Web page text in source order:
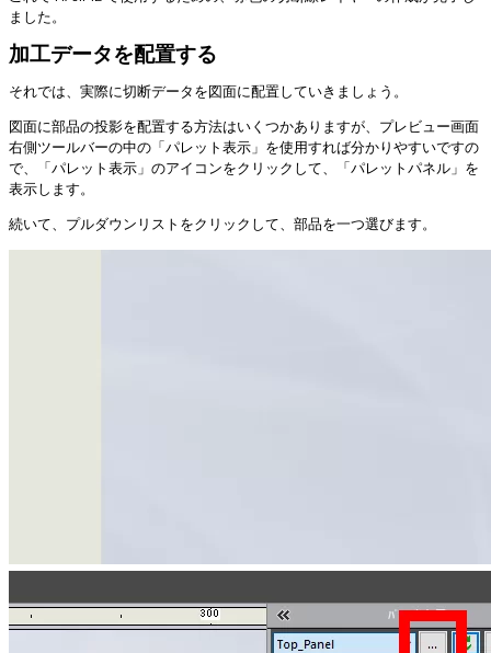
ました。
加工データを配置する
それでは、実際に切断データを図面に配置していきましょう。
図面に部品の投影を配置する方法はいくつかありますが、プレビュー画面
右側ツールバーの中の「パレット表示」を使用すれば分かりやすいですの
で、「パレット表示」のアイコンをクリックして、「パレットパネル」を
表示します。
続いて、プルダウンリストをクリックして、部品を一つ選びます。